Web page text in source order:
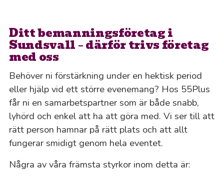
Ditt bemanningsföretag i
Sundsvall – därför trivs företag
med oss
Behöver ni förstärkning under en hektisk period
eller hjälp vid ett större evenemang? Hos 55Plus
får ni en samarbetspartner som är både snabb,
lyhörd och enkel att ha att göra med. Vi ser till att
rätt person hamnar på rätt plats och att allt
fungerar smidigt genom hela eventet.
Några av våra främsta styrkor inom detta är: